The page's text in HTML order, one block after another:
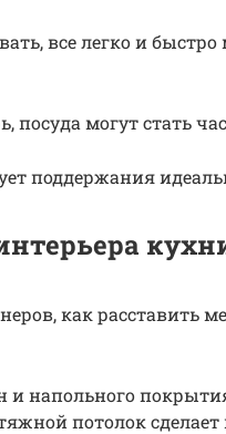
все легко и
посуда могут стать
поддержания
как расставить
и напольного
потолок